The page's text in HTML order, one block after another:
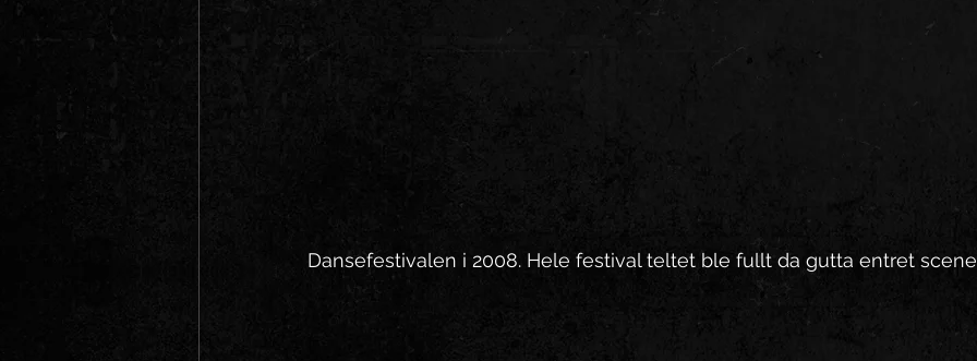
Dansefestivalen i 2008. Hele festival teltet ble fullt da gutta entret